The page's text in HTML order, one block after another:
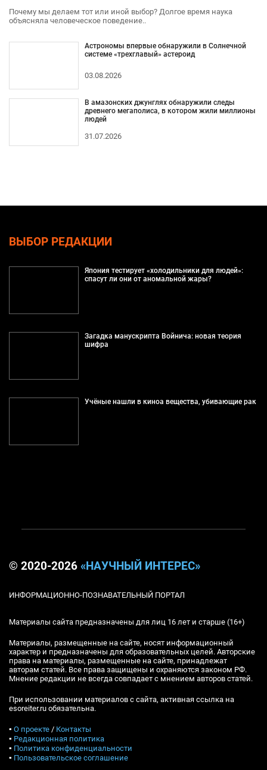
Почему мы делаем тот или иной выбор? Долгое время наука
объясняла человеческое поведение..
Астрономы впервые обнаружили в Солнечной
системе «трехглавый» астероид
03.08.2026
В амазонских джунглях обнаружили следы
древнего мегаполиса, в котором жили миллионы
людей
31.07.2026
ВЫБОР РЕДАКЦИИ
Япония тестирует «холодильники для людей»:
спасут ли они от аномальной жары?
Загадка манускрипта Войнича: новая теория
шифра
Учёные нашли в киноа вещества, убивающие рак
© 2020-2026 «НАУЧНЫЙ ИНТЕРЕС»
ИНФОРМАЦИОННО-ПОЗНАВАТЕЛЬНЫЙ ПОРТАЛ
Материалы сайта предназначены для лиц 16 лет и старше (16+)
Материалы, размещенные на сайте, носят информационный
характер и предназначены для образовательных целей. Авторские
права на материалы, размещенные на сайте, принадлежат
авторам статей. Все права защищены и охраняются законом РФ.
Мнение редакции не всегда совпадает с мнением авторов статей.
При использовании материалов с сайта, активная ссылка на
esoreiter.ru обязательна.
▪ О проекте / Контакты
▪ Редакционная политика
▪ Политика конфиденциальности
▪ Пользовательское соглашение